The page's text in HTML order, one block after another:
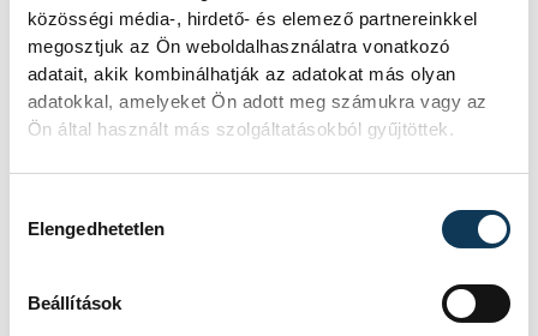
közösségi média-, hirdető- és elemező partnereinkkel
megosztjuk az Ön weboldalhasználatra vonatkozó
adatait, akik kombinálhatják az adatokat más olyan
adatokkal, amelyeket Ön adott meg számukra vagy az
Ön által használt más szolgáltatásokból gyűjtöttek.
Elengedhetetlen
Beállítások